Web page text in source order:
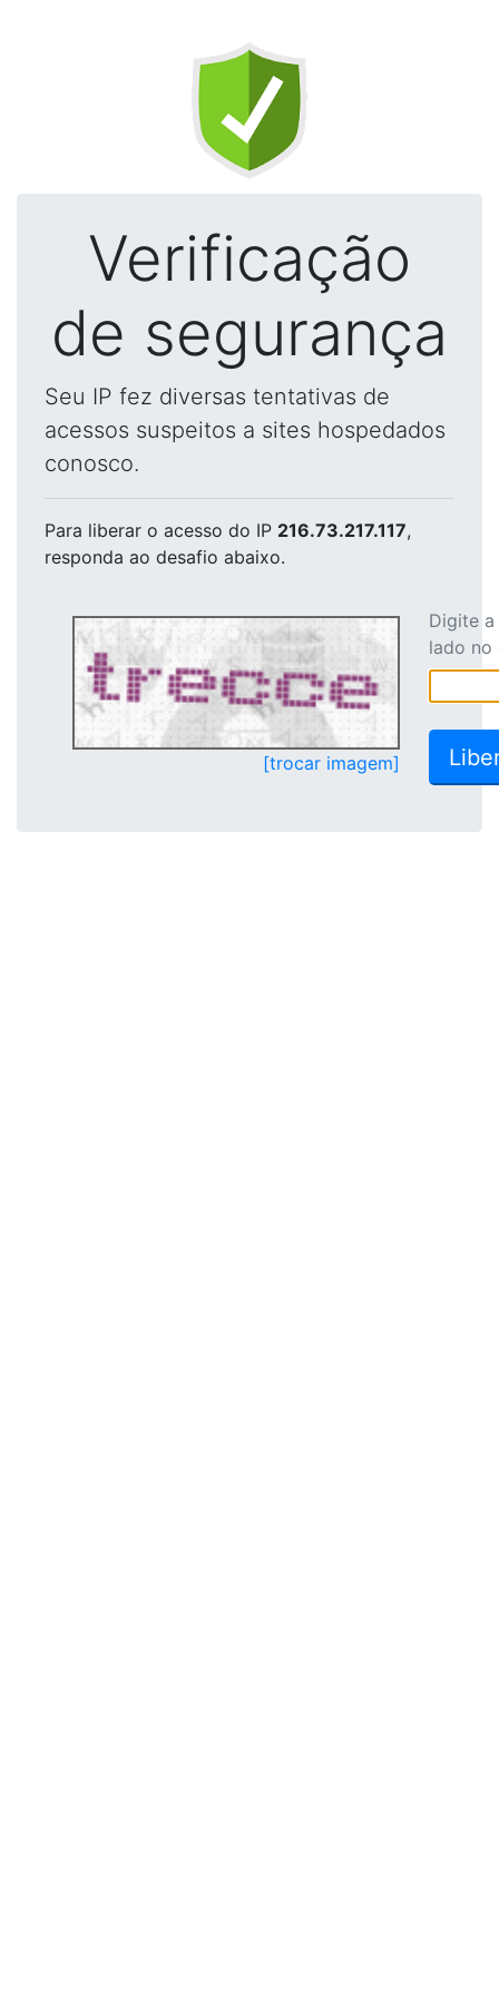
Verificação
de segurança
Seu IP fez diversas tentativas de
acessos suspeitos a sites hospedados
conosco.
Para liberar o acesso do IP 216.73.217.117,
responda ao desafio abaixo.
[trocar imagem]
Digite
lado no